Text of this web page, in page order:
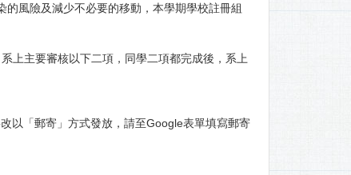
風險及減少不必要的移動，本學期學校註冊組
上主要審核以下二項，同學二項都完成後，系上
以「郵寄」方式發放，請至Google表單填寫郵寄